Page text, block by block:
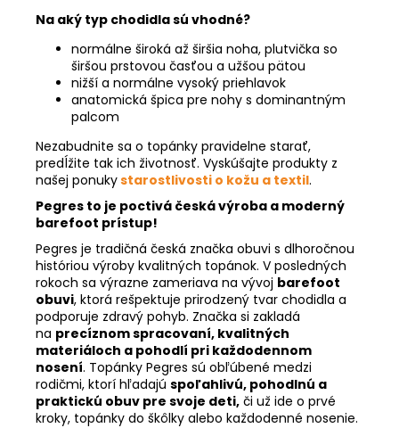
Na aký typ chodidla sú vhodné?
normálne široká až širšia noha, plutvička so
širšou prstovou časťou a užšou pätou
nižší a normálne vysoký priehlavok
anatomická špica pre nohy s dominantným
palcom
Nezabudnite sa o topánky pravidelne starať,
predĺžite tak ich životnosť. Vyskúšajte produkty z
našej ponukystarostlivosti o kožu a textil.
Pegres to je poctivá česká výroba a moderný
barefoot prístup!
Pegres je tradičná česká značka obuvi s dlhoročnou
históriou výroby kvalitných topánok. V posledných
rokoch sa výrazne zameriava na vývoj barefoot
obuvi, ktorá rešpektuje prirodzený tvar chodidla a
podporuje zdravý pohyb. Značka si zakladá
na precíznom spracovaní, kvalitných
materiáloch a pohodlí pri každodennom
nosení. Topánky Pegres sú obľúbené medzi
rodičmi, ktorí hľadajú spoľahlivú, pohodlnú a
praktickú obuv pre svoje deti, či už ide o prvé
kroky, topánky do škôlky alebo každodenné nosenie.